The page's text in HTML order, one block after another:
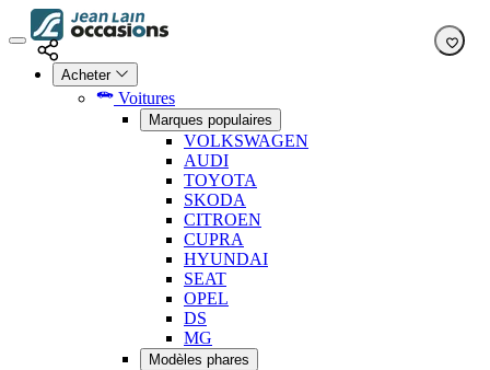
Acheter
Voitures
Marques populaires
VOLKSWAGEN
AUDI
TOYOTA
SKODA
CITROEN
CUPRA
HYUNDAI
SEAT
OPEL
DS
MG
Modèles phares